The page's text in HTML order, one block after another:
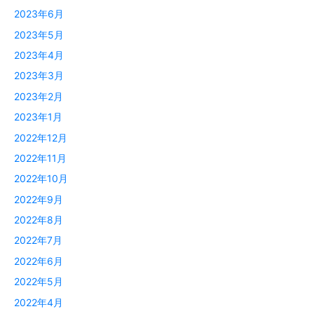
2023年6月
2023年5月
2023年4月
2023年3月
2023年2月
2023年1月
2022年12月
2022年11月
2022年10月
2022年9月
2022年8月
2022年7月
2022年6月
2022年5月
2022年4月